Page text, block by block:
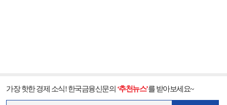
가장 핫한 경제 소식! 한국금융신문의 ‘추천뉴스’를 받아보세요~